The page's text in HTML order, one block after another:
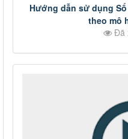
Hướng dẫn sử dụng
theo mô
Đã